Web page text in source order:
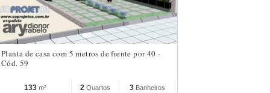
Planta de casa com 5 metros de frente por 40 -
Cód. 59
133 m² 2 Quartos 3 Banheiros